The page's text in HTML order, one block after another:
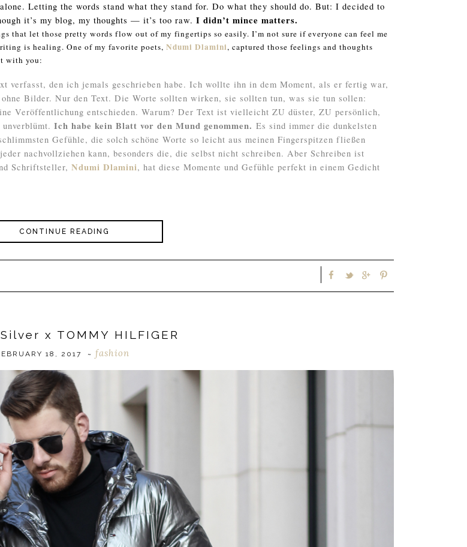
Letting the words stand what they stand for. Do what they should do. But: I decided to
it’s my blog, my thoughts — it’s too raw. I didn’t mince matters.
that let those pretty words flow out of my fingertips so easily. I’m not sure if everyone can feel me
is healing. One of my favorite poets, Ndumi Dlamini, captured those feelings and thoughts
with you:
verfasst, den ich jemals geschrieben habe. Ich wollte ihn in dem Moment, als er fertig war,
Bilder. Nur den Text. Die Worte sollten wirken, sie sollten tun, was sie tun sollen:
Veröffentlichung entschieden. Warum? Der Text ist vielleicht ZU düster, ZU persönlich,
Ich habe kein Blatt vor den Mund genommen. Es sind immer die dunkelsten
Gefühle, die solch schöne Worte so leicht aus meinen Fingerspitzen fließen
nachvollziehen kann, besonders die, die selbst nicht schreiben. Aber Schreiben ist
Schriftsteller, Ndumi Dlamini, hat diese Momente und Gefühle perfekt in einem Gedicht
CONTINUE READING
x TOMMY HILFIGER
18, 2017 ~ fashion